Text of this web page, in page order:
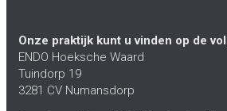
Onze praktijk kunt u vinden op de
ENDO Hoeksche Waard
Tuindorp 19
3281 CV Numansdorp